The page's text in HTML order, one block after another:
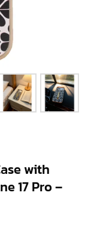
with
17 Pro –